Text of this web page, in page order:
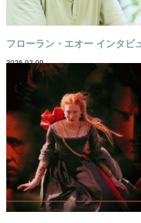
フローラン・エオー インタビ
2026-02-09